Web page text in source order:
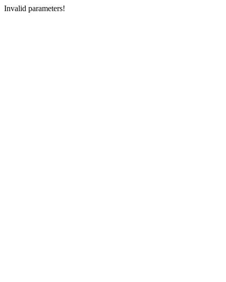
Invalid parameters!